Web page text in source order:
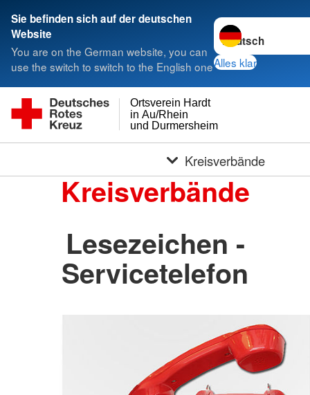
Sie befinden sich auf der deutschen
Website
You are on the German website, you can
use the switch to switch to the English one
Sprache wechseln
Alles klar
und Durmersheim
in Au/Rhein
Ortsverein Hardt
Kreisverbände
Kreisverbände
Lesezeichen -
Servicetelefon